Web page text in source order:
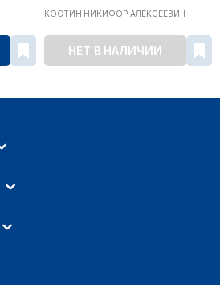
КОСТИН НИКИФОР АЛЕКСЕЕВИЧ
НЕТ В НАЛИЧИИ